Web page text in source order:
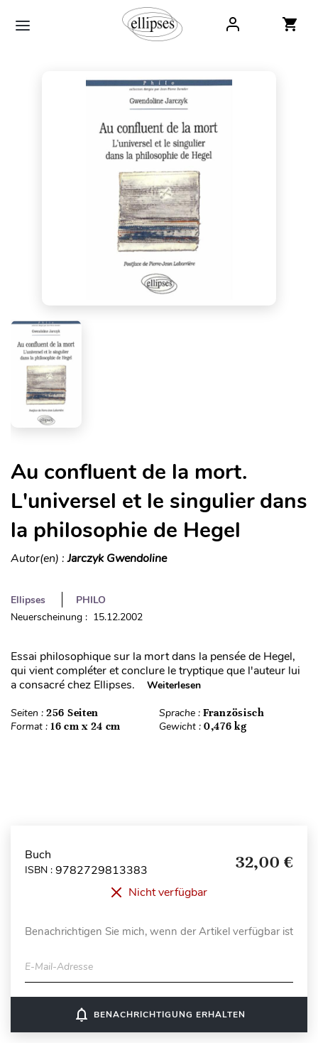
Au confluent de la mort.
L'universel et le singulier dans
la philosophie de Hegel
Autor(en) :Jarczyk Gwendoline
Ellipses
PHILO
Neuerscheinung : 15.12.2002
Essai philosophique sur la mort dans la pensée de Hegel,
qui vient compléter et conclure le tryptique que l'auteur lui
a consacré chez Ellipses.
Weiterlesen
Seiten : 256 Seiten Sprache : Französisch
Format : 16 cm x 24 cm Gewicht : 0,476 kg
Buch
ISBN : 9782729813383 32,00 €
Nicht verfügbar
Benachrichtigen Sie mich, wenn der Artikel verfügbar ist
E-Mail-Adresse
notifications_none BENACHRICHTIGUNG ERHALTEN